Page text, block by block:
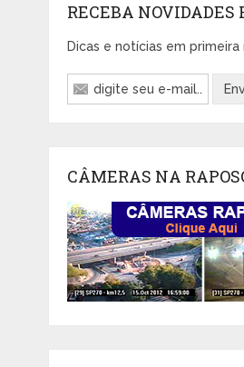
RECEBA NOVIDADES
Dicas e notícias em primeira
CÂMERAS NA